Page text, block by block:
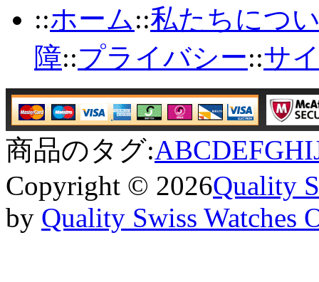
::ホーム::私たちにつ
障::プライバシー::サ
商品のタグ:ABCDEFGHI
Copyright © 2026Quality
by Quality Swiss Watches